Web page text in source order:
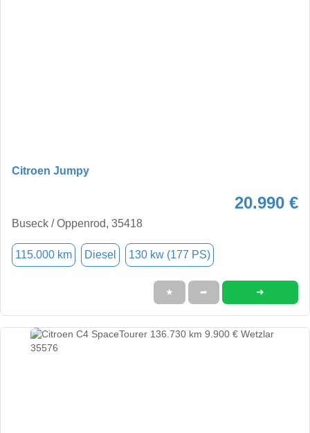
Citroen Jumpy
20.990 €
Buseck / Oppenrod, 35418
115.000 km Diesel 130 kw (177 PS)
★ ➦ ➜